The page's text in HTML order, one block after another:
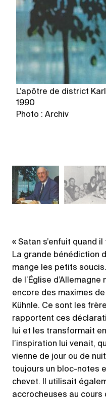
L’apôtre de district
1990
Photo : Archiv
« Satan s’enfuit quand
La grande bénédiction
mange les petits
de l’Église
encore des maximes
Kühnle. Ce sont les
rapportent ces
lui et les transformait
l’inspiration lui venait,
vienne de jour ou de
toujours un bloc-notes
chevet. Il utilisait
accrocheuses au cours